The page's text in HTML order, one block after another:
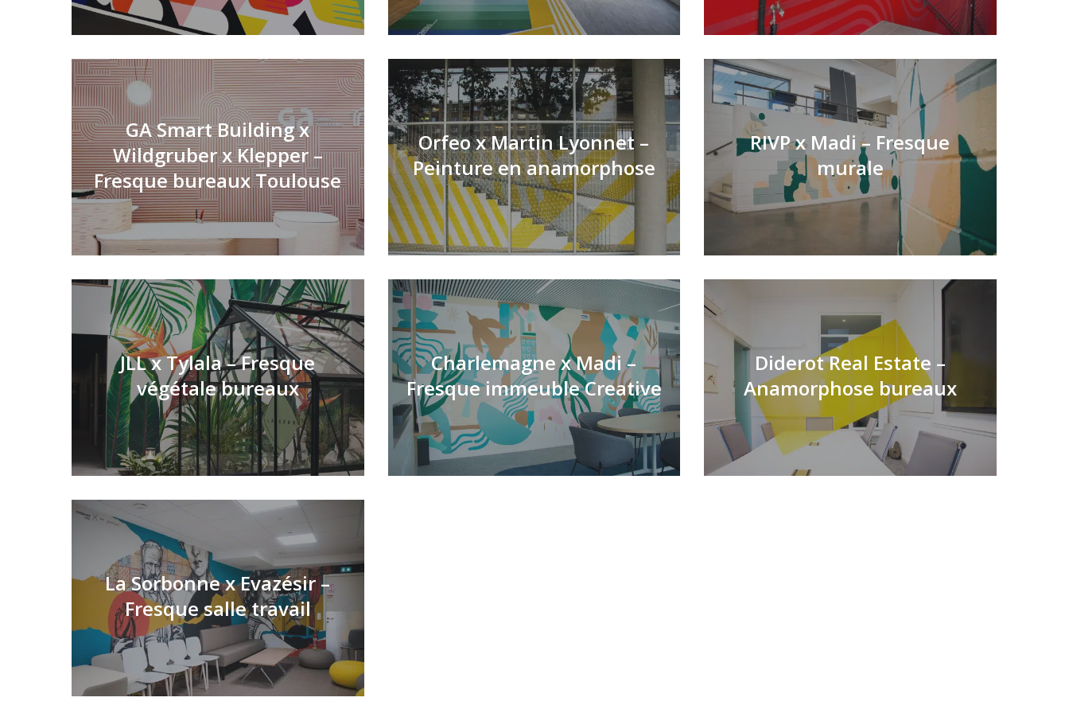
GA Smart Building x
Wildgruber x Klepper –
Fresque bureaux Toulouse
Orfeo x Martin Lyonnet –
Peinture en anamorphose
RIVP x Madi – Fresque
murale
JLL x Tylala – Fresque
végétale bureaux
Charlemagne x Madi –
Fresque immeuble Creative
Diderot Real Estate –
Anamorphose bureaux
La Sorbonne x Evazésir –
Fresque salle travail